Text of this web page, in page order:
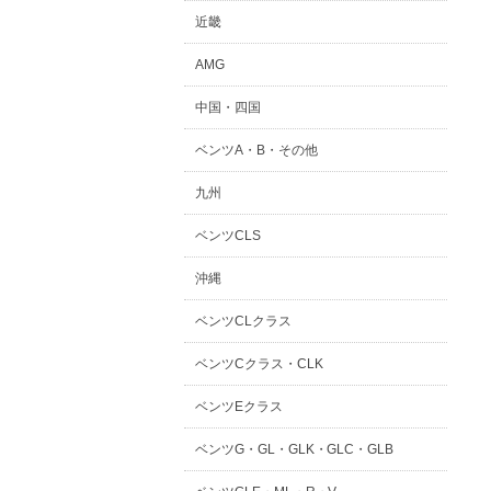
近畿
AMG
中国・四国
ベンツA・B・その他
九州
ベンツCLS
沖縄
ベンツCLクラス
ベンツCクラス・CLK
ベンツEクラス
ベンツG・GL・GLK・GLC・GLB